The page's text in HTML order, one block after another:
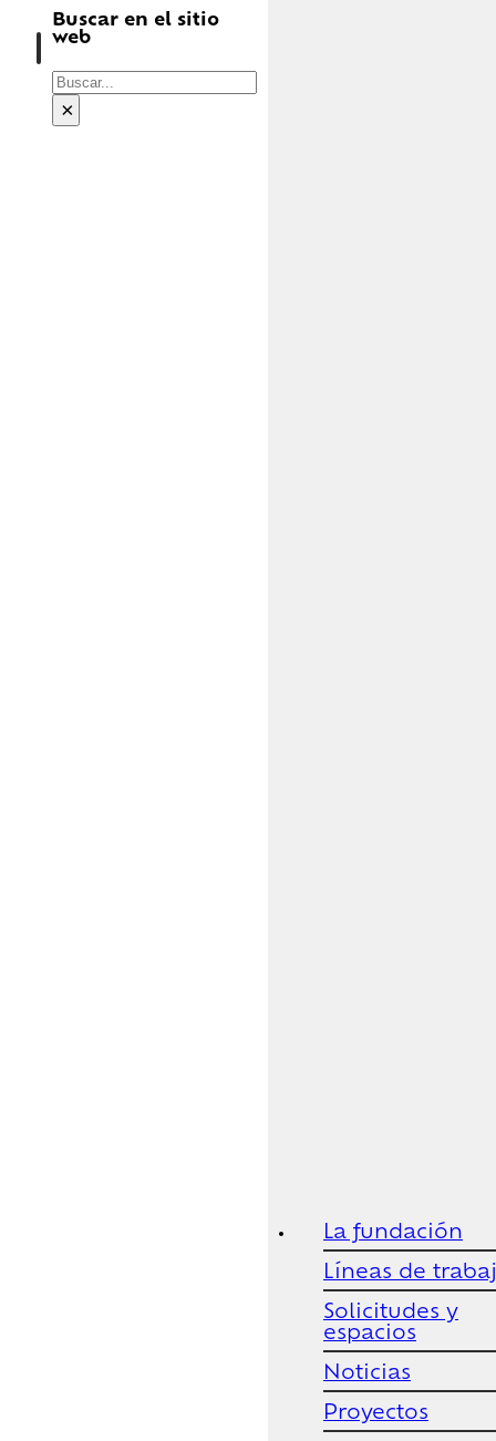
Buscar en el sitio
web
Buscar
×
La fundación
Líneas de
Solicitudes y
espacios
Noticias
Proyectos